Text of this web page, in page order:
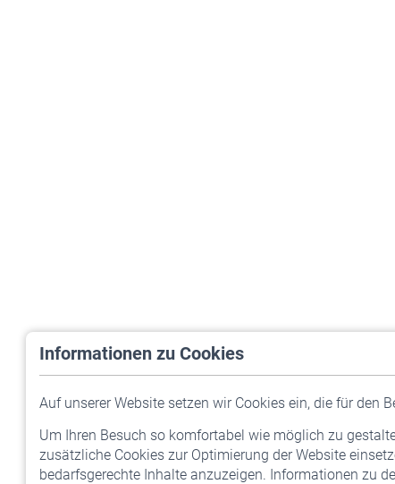
Informationen zu Cookies
Auf unserer Website setzen wir Cookies ein, die für den
Um Ihren Besuch so komfortabel wie möglich zu
zusätzliche Cookies zur Optimierung der Website
bedarfsgerechte Inhalte anzuzeigen. Informationen zu